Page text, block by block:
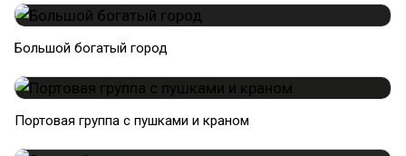
Большой богатый город
Портовая группа с пушками и краном